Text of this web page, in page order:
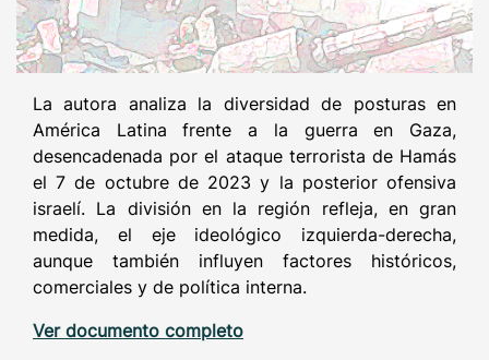
La autora analiza la diversidad de posturas en
América Latina frente a la guerra en Gaza,
desencadenada por el ataque terrorista de Hamás
el 7 de octubre de 2023 y la posterior ofensiva
israelí. La división en la región refleja, en gran
medida, el eje ideológico izquierda-derecha,
aunque también influyen factores históricos,
comerciales y de política interna.
Ver documento completo